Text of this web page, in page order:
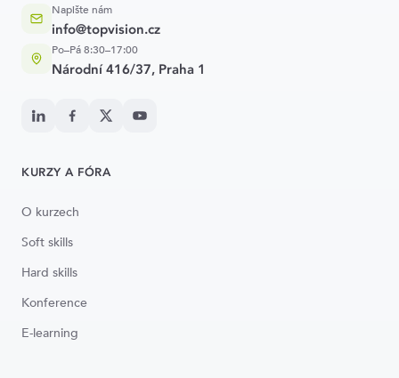
Napište nám
info@topvision.cz
Po–Pá 8:30–17:00
Národní 416/37, Praha 1
KURZY A FÓRA
O kurzech
Soft skills
Hard skills
Konference
E-learning